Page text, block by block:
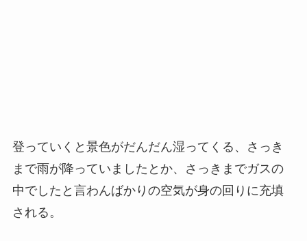
登っていくと景色がだんだん湿ってくる、さっき
まで雨が降っていましたとか、さっきまでガスの
中でしたと言わんばかりの空気が身の回りに充填
される。